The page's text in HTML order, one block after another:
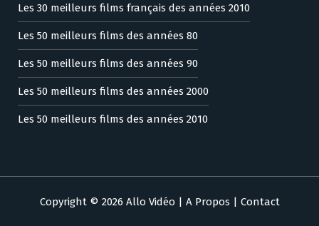
Les 30 meilleurs films français des années 2010
Les 50 meilleurs films des années 80
Les 50 meilleurs films des années 90
Les 50 meilleurs films des années 2000
Les 50 meilleurs films des années 2010
Copyright © 2026 Allo Vidéo | A Propos | Contact